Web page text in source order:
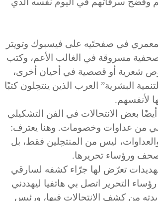
المعمري في صفحتَيه على فيسبوك وتويتر
صحفية مسروقة في الغالب الأعم، وكتب
شعرية أو قصصية في أحيان أخرى،
البشرية” العرب الذين ينتحِلون كتبًا
لأنفسهم.
بعض الانتحالات في الفن التشكيلي
من عداوات وخصومات. وهنا يعترف:
ليس من المنتحِلين فقط، بل
ورؤساء تحريرها.
تعرّض لها جرّاء كشفه لسارقي
التحرير اتصل بي هاتفيا ليهددني
من كشف الانتحالات فيها، ورئيس